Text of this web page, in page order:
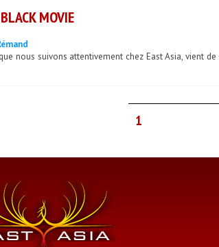
MOVIE
nous suivons attentivement chez East Asia, vient
1